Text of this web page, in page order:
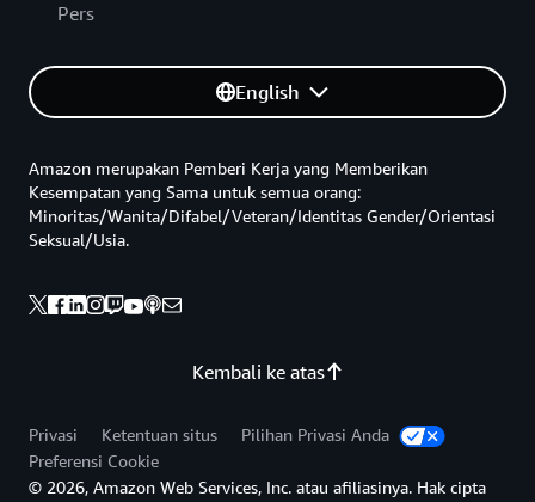
Pers
English
Kembali ke atas
Amazon merupakan Pemberi Kerja yang Memberikan
Kesempatan yang Sama untuk semua orang:
Minoritas/Wanita/Difabel/Veteran/Identitas Gender/Orientasi
Seksual/Usia.
Privasi Ketentuan situs
Pilihan Privasi Anda
Preferensi Cookie
© 2026, Amazon Web Services, Inc. atau afiliasinya. Hak cipta